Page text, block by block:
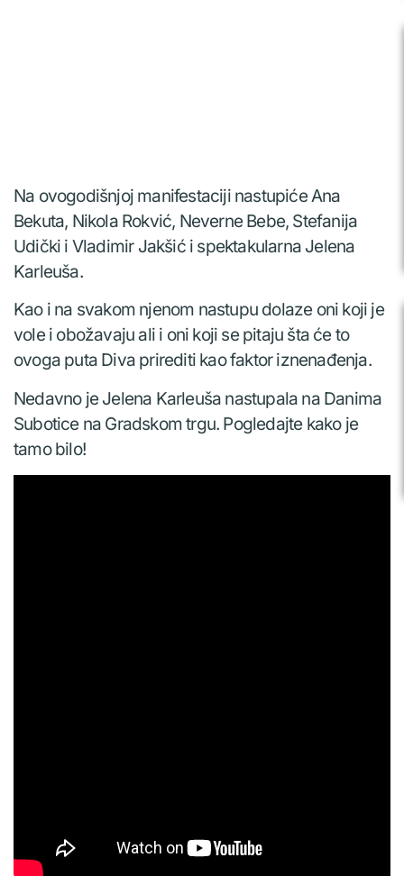
Na ovogodišnjoj manifestaciji nastupiće Ana
Bekuta, Nikola Rokvić, Neverne Bebe, Stefanija
Udički i Vladimir Jakšić i spektakularna Jelena
Karleuša.
Kao i na svakom njenom nastupu dolaze oni koji je
vole i obožavaju ali i oni koji se pitaju šta će to
ovoga puta Diva prirediti kao faktor iznenađenja.
Nedavno je Jelena Karleuša nastupala na Danima
Subotice na Gradskom trgu. Pogledajte kako je
tamo bilo!